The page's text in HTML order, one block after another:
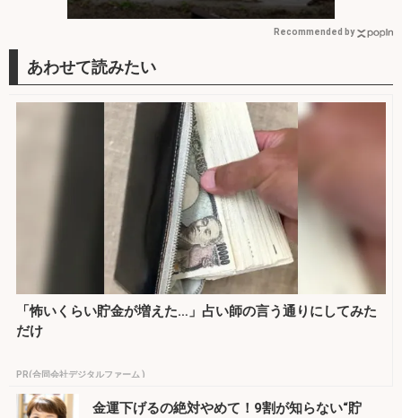
Recommended by
「怖いくらい貯金が増えた…」占い師の言う通りにしてみた
だけ
PR(合同会社デジタルファーム )
金運下げるの絶対やめて！9割が知らない“貯